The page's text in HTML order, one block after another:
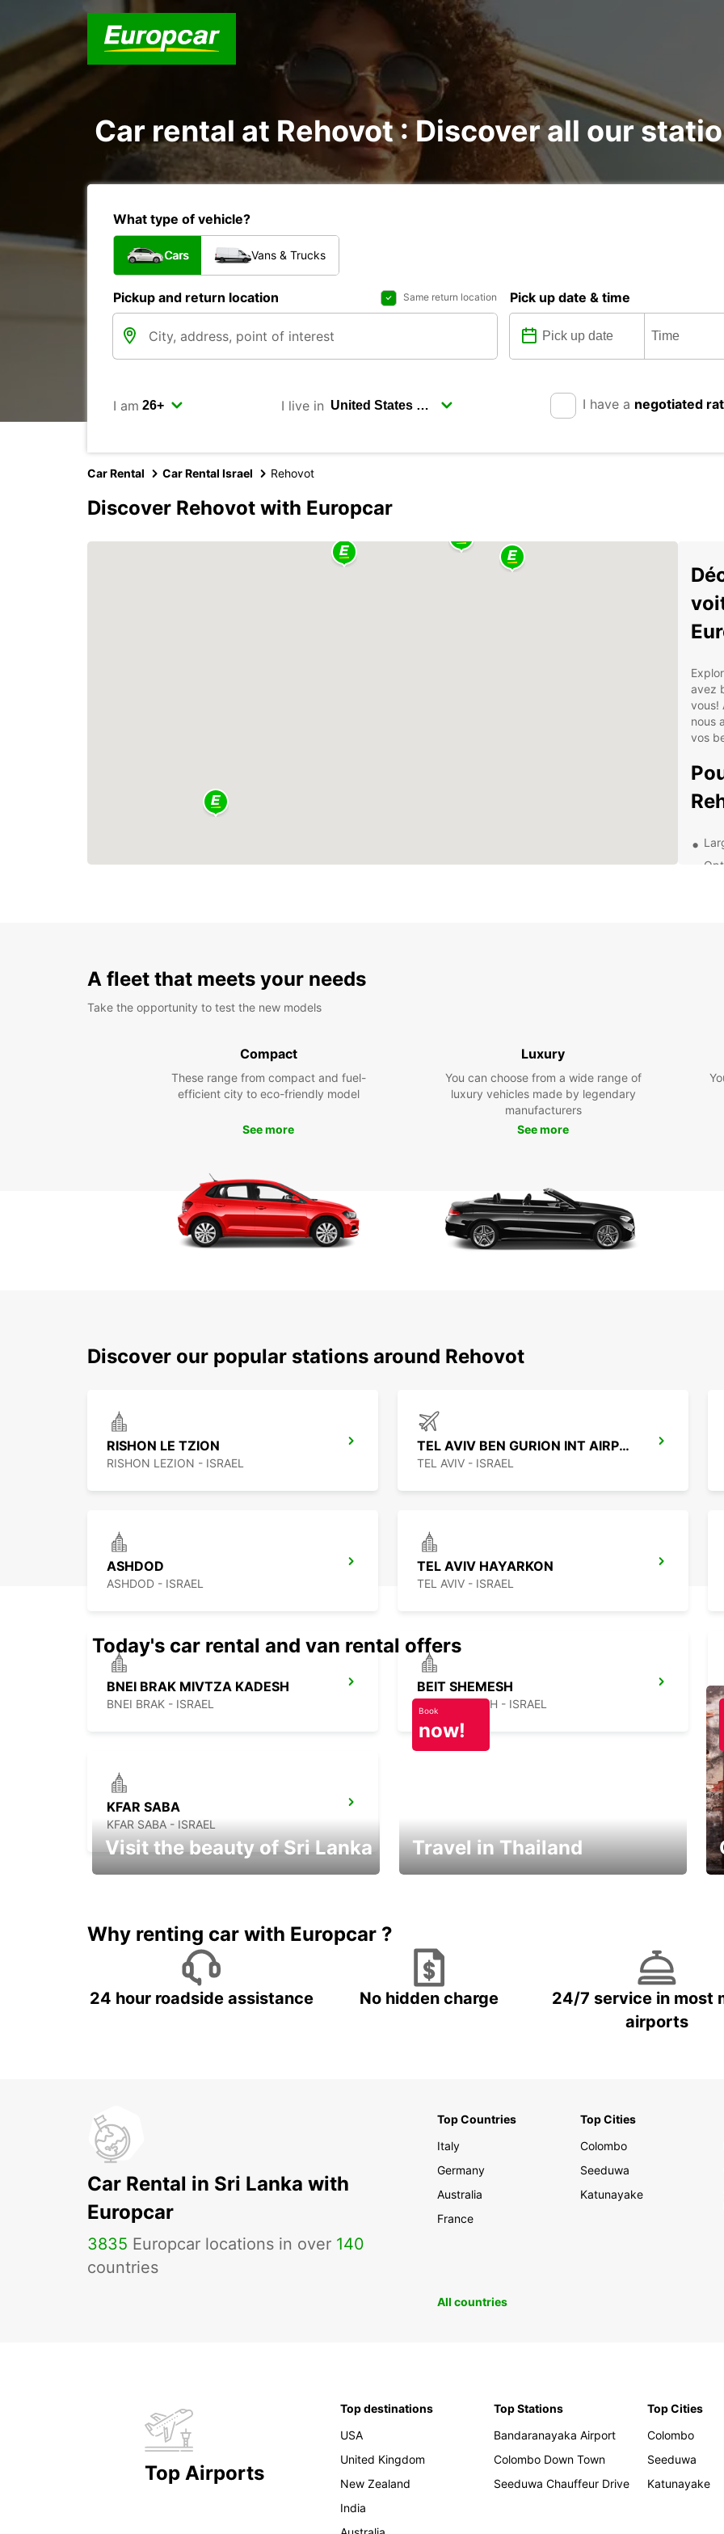
Car rental at Rehovot : Discover all our
What type of vehicle?
Cars Vans & Trucks
Pickup and return location Same return location Pick up date & time
I am I live in I have a negotiated
Car Rental Car Rental Israel Rehovot
Discover Rehovot with Europcar
avez
vous!
nous
vos
A fleet that meets your needs
Take the opportunity to test the new models
Compact
These range from compact and fuel-
efficient city to eco-friendly model
See more
Luxury
You can choose from a wide range of
luxury vehicles made by legendary
manufacturers
See more
Discover our popular stations around Rehovot
RISHON LE TZION
RISHON LEZION - ISRAEL
TEL AVIV BEN GURION INT AIRPORT
TEL AVIV - ISRAEL
ASHDOD
ASHDOD - ISRAEL
TEL AVIV HAYARKON
TEL AVIV - ISRAEL
BNEI BRAK MIVTZA KADESH
BNEI BRAK - ISRAEL
BEIT SHEMESH
BEIT SHEMESH - ISRAEL
KFAR SABA
KFAR SABA - ISRAEL
Today's car rental and van rental offers
Visit the beauty of Sri Lanka
Book
now!
Travel in Thailand
Why renting car with Europcar ?
24 hour roadside assistance No hidden charge
24/7 service in most
airports
Car Rental in Sri Lanka with
Europcar
3835 Europcar locations in over 140
countries
Top Countries
Italy
Germany
Australia
France
Top Cities
Colombo
Seeduwa
Katunayake
All countries
Top Airports
Top destinations
USA
United Kingdom
New Zealand
India
Top Stations
Bandaranayaka Airport
Colombo Down Town
Seeduwa Chauffeur Drive
Top Cities
Colombo
Seeduwa
Katunayake